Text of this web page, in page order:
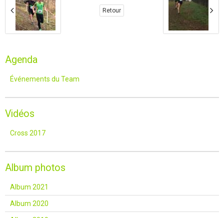
Retour
Agenda
Événements du Team
Vidéos
Cross 2017
Album photos
Album 2021
Album 2020